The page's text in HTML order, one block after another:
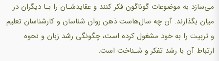
می‌سازد به موضوعات گوناگون فکر کنند و عقایدشـان را بـا دیگران در
میان بگذارند. آن چه سال‌هاست ذهن روان شناسان و کارشناسان تعلیم
و تربیت را به خود مشغول کرده است، چگونگی رشد زبان و نحوه
ارتباط آن با رشد تفکر و شـناخت است.